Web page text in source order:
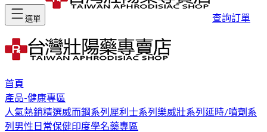
選單 查詢訂單
首頁
產品-健康專區
人氣熱銷精選威而鋼系列 犀利士系列 樂威壯系列 延時/噴劑系
列 男性日常保健印度學名藥專區